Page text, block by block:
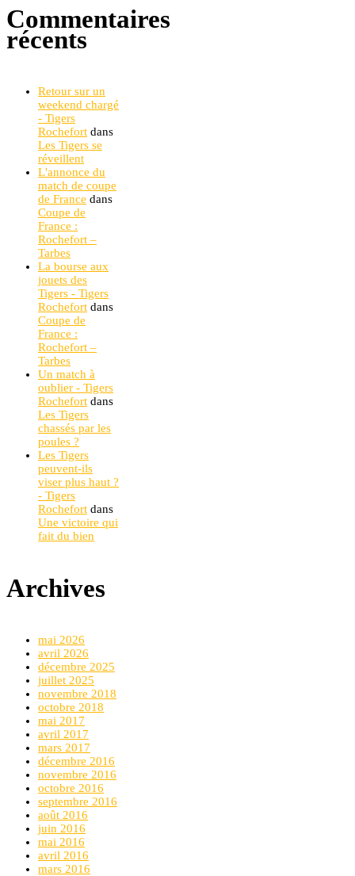
Commentaires
récents
Retour sur un
weekend chargé
- Tigers
Rochefort dans
Les Tigers se
réveillent
L'annonce du
match de coupe
de France dans
Coupe de
France :
Rochefort –
Tarbes
La bourse aux
jouets des
Tigers - Tigers
Rochefort dans
Coupe de
France :
Rochefort –
Tarbes
Un match à
oublier - Tigers
Rochefort dans
Les Tigers
chassés par les
poules ?
Les Tigers
peuvent-ils
viser plus haut ?
- Tigers
Rochefort dans
Une victoire qui
fait du bien
Archives
mai 2026
avril 2026
décembre 2025
juillet 2025
novembre 2018
octobre 2018
mai 2017
avril 2017
mars 2017
décembre 2016
novembre 2016
octobre 2016
septembre 2016
août 2016
juin 2016
mai 2016
avril 2016
mars 2016